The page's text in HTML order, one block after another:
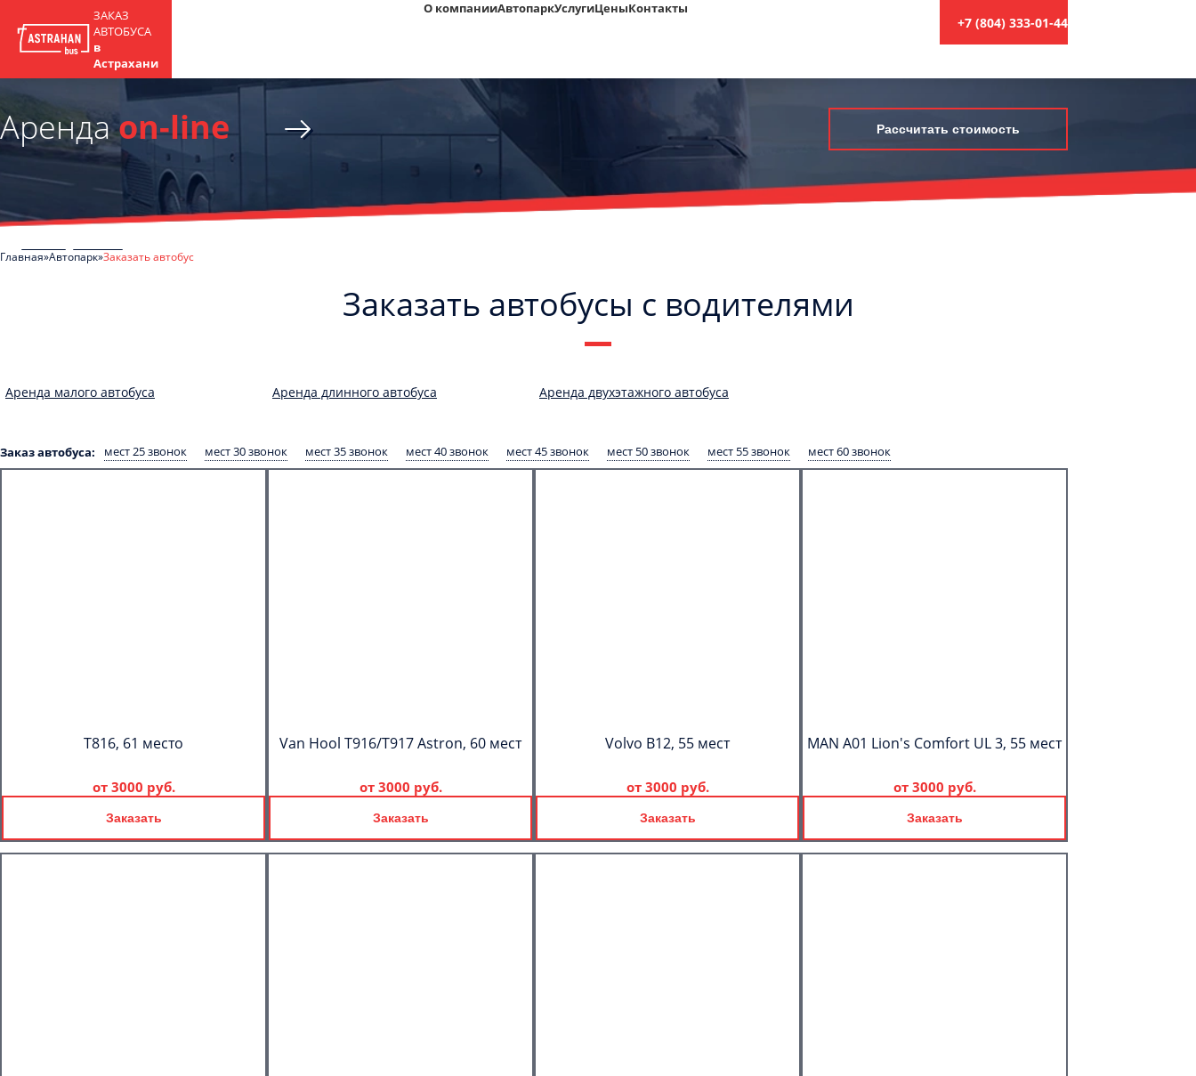
ЗАКАЗ
АВТОБУСА
в
Астрахани
О компанииАвтопаркУслугиЦеныКонтакты
+7 (804) 333-01-44
Арендаon-line Рассчитать стоимость
Главная Автопарк Заказать автобус
Заказать автобусы с водителями
Аренда малого автобуса Аренда длинного автобуса Аренда двухэтажного автобуса
Заказ автобуса: мест 25 звонок мест 30 звонок мест 35 звонок мест 40 звонок мест 45 звонок мест 50 звонок мест 55 звонок мест 60 звонок
T816, 61 место
от 3000 руб.
Заказать
Van Hool T916/T917 Astron, 60 мест
от 3000 руб.
Заказать
Volvo B12, 55 мест
от 3000 руб.
Заказать
MAN A01 Lion's Comfort UL 3, 55 мест
от 3000 руб.
Заказать